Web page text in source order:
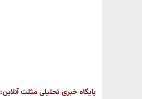
پایگاه خبری تحلیلی مثلث آنلاین: